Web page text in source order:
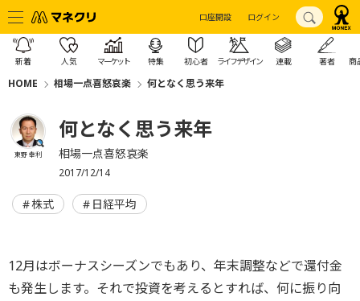
口座開設 ログイン
新着 人気 マーケット 特集 初心者 ライフデザイン 連載 著者 商
HOME 相場一点喜怒哀楽 何となく思う来年
東野 幸利
何となく思う来年
相場一点喜怒哀楽
2017/12/14
株式 日経平均
12月はボーナスシーズンでもあり、年末調整などで還付金
も発生します。それで投資を考えるとすれば、何に振り向